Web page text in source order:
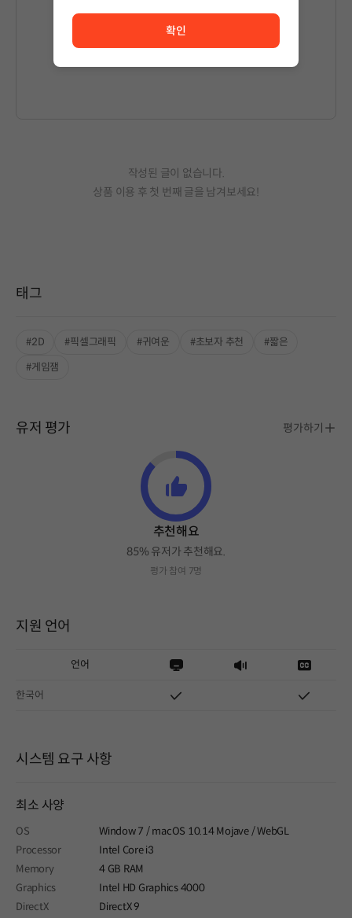
작성된 글이 없습니다.
상품 이용 후 첫 번째 글을 남겨보세요!
태그
#2D #픽셀그래픽 #귀여운 #초보자 추천
#짧은
#게임잼
유저 평가 평가하기
추천해요
85% 유저가 추천해요.
평가 참여 7명
지원 언어
언어
한국어
시스템 요구 사항
최소 사양
OS
Window 7 / macOS 10.14 Mojave / WebGL
Processor
Intel Core i3
Memory
4 GB RAM
Graphics
Intel HD Graphics 4000
DirectX
DirectX 9
확인